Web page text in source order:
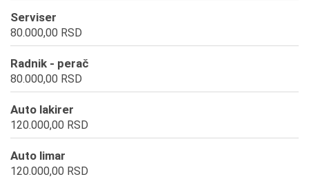
Serviser
80.000,00 RSD
Radnik - perač
80.000,00 RSD
Auto lakirer
120.000,00 RSD
Auto limar
120.000,00 RSD